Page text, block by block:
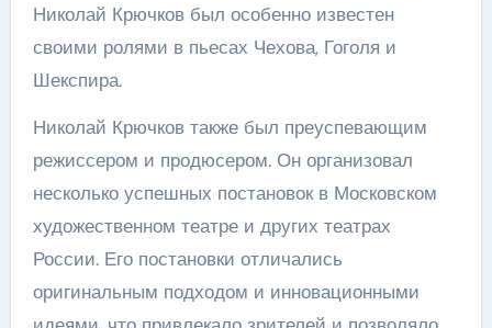
Николай Крючков был особенно известен
своими ролями в пьесах Чехова, Гоголя и
Шекспира.
Николай Крючков также был преуспевающим
режиссером и продюсером. Он организовал
несколько успешных постановок в Московском
художественном театре и других театрах
России. Его постановки отличались
оригинальным подходом и инновационными